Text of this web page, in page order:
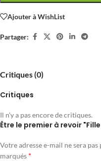
Ajouter à WishList
Partager:
Critiques (0)
Critiques
Il n'y a pas encore de critiques.
Être le premier à revoir
Votre adresse e-mail ne sera pas
marqués *